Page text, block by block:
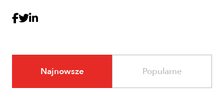
Najnowsze Popularne